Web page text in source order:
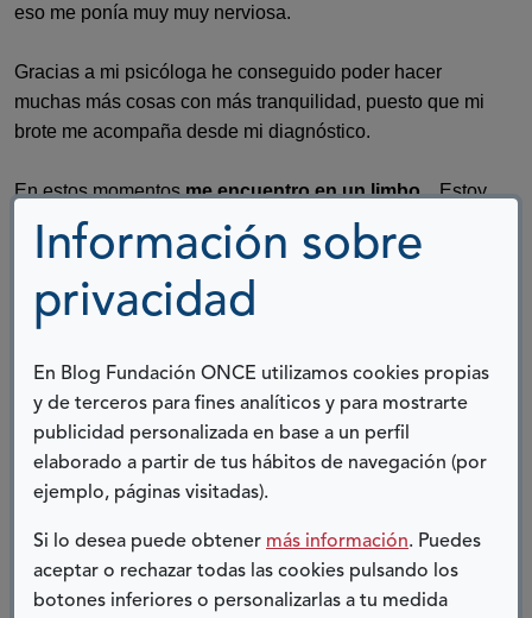
Información sobre
privacidad
En Blog Fundación ONCE utilizamos cookies propias
y de terceros para fines analíticos y para mostrarte
publicidad personalizada en base a un perfil
elaborado a partir de tus hábitos de navegación (por
ejemplo, páginas visitadas).
Si lo desea puede obtener más información. Puedes
aceptar o rechazar todas las cookies pulsando los
botones inferiores o personalizarlas a tu medida
eso me ponía muy muy nerviosa.
Gracias a mi psicóloga he conseguido poder hacer
muchas más cosas con más tranquilidad, puesto que mi
brote me acompaña desde mi diagnóstico.
En estos momentos me encuentro en un limbo...
Estoy
a la espera del cambio a medicación biológica, que
espero que sea la mía.
Es cierto que voy haciendo más cosas y saliendo
intento ir superando mis miedos poco a poco.
Una de las cosas que me ha ayudado mucho es contar
y compartir mi experiencia, mis miedos, etc... Lo intento
hacer en mi
blog:http://vivirconcolitisulcerosavivirtranquila.blogspot.
Escribiendo en el blog y compartiendo mi experiencia
me he dado cuenta de que no estoy sola y de que
mucha gente pasa por donde yo y eso ayuda mucho.